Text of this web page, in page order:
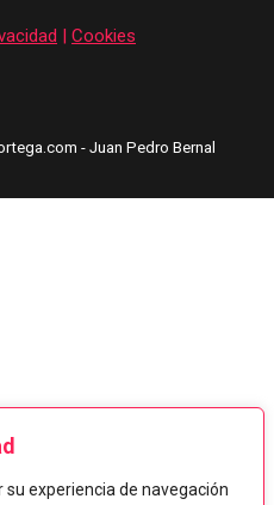
su experiencia de navegación
| Cookies
- Juan Pedro Bernal